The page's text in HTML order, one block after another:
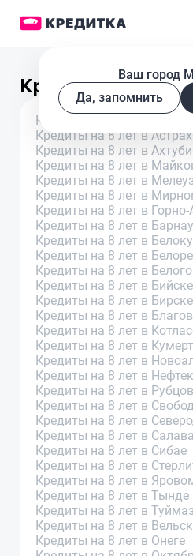
Ваш город
Да, запомнить
Кредиты на 8 лет
Кредиты на 8 лет в
Кредиты на 8 лет в
Кредиты на 8 лет в
Кредиты на 8 лет в
Кредиты на 8 лет в
Кредиты на 8 лет в
Кредиты на 8 лет в Горно-
Кредиты на 8 лет в
Кредиты на 8 лет в
Кредиты на 8 лет в
Кредиты на 8 лет в
Кредиты на 8 лет в Бийске
Кредиты на 8 лет в Бирске
Кредиты на 8 лет в
Кредиты на 8 лет в
Кредиты на 8 лет в
Кредиты на 8 лет в
Кредиты на 8 лет в
Кредиты на 8 лет в
Кредиты на 8 лет в
Кредиты на 8 лет в
Кредиты на 8 лет в
Кредиты на 8 лет в Сибае
Кредиты на 8 лет в
Кредиты на 8 лет в
Кредиты на 8 лет в Тынде
Кредиты на 8 лет в
Кредиты на 8 лет в
Кредиты на 8 лет в Онеге